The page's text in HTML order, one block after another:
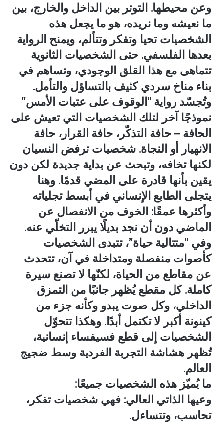
وعن محيطها. التوتر بين الداخل والخارج، بين
ما نعيشه وما نريده، هو ما يجعل هذه
الشخصيات تحيا وتفكر وتتألم، ويمنح الرواية
بعدها الفلسفي. حتى الشخصيات الثانوية
تتماهى مع هذا القلق الوجودي، وتساهم في
بناء مناخ سردي كثيف بالتساؤل والتأمل.
وتُجسّد رواية “الوقوف على عتبات الأمس”
نموذجًا آخر لتلك الشخصيات التي تعيش على
الحافة – حافة التذكّر، حافة القرار، حافة
الانهيار أو النجاة. شخصيات ترفض النسيان
لكنها تخافه، وتبحث عن بداية جديدة لكن دون
يقين بأنها قادرة على المضي قدمًا. وهنا
يتجلى الطابع الإنساني في أبسط تجلياته
وأكثرها عمقًا: الخوف من الانفصال عن
الماضي دون أن نجد بديلًا يبرر التخلّي عنه.
وفي “متتالية حياة”، تتبدى الشخصيات
كأصوات منفصلة ومتداخلة في آن، تتحدث
عن مقاطع من الحياة، لكنّها لا تصنع سيرة
كاملة. كل مقطع يُظهر جانبًا من التمزق
الداخلي، وكل صوت يبدو وكأنه جزء من
كينونة أكبر لا تكتمل أبدًا. وهكذا تتحوّل
الشخصيات إلى قطع فسيفساء إنسانية،
تُظهر هشاشة التجربة الفردية وسط ضجيج
العالم.
ما يُميّز هذه الشخصيات جميعًا:
وعيها الذاتي العالي: فهي شخصيات تفكر،
تحاسب، وتتساءل.